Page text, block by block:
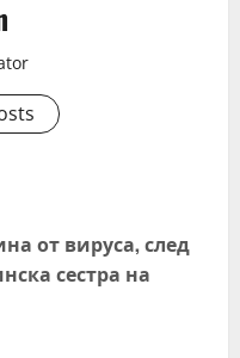
от вируса, след
сестра на